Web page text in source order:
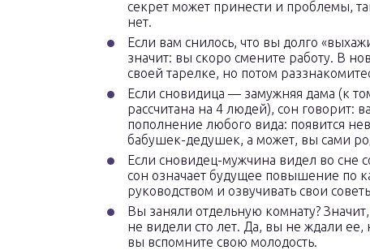
секрет может принести и проблемы,
нет.
Если вам снилось, что вы долго
значит: вы скоро смените работу. В
своей тарелке, но потом
Если сновидица — замужняя дама (к
рассчитана на 4 людей), сон говорит:
пополнение любого вида: появится
бабушек-дедушек, а может, вы сами
Если сновидец-мужчина видел во сне
сон означает будущее повышение по
руководством и озвучивать свои
Вы заняли отдельную комнату?
не видели сто лет. Да, вы не ждали
вы вспомните свою молодость.